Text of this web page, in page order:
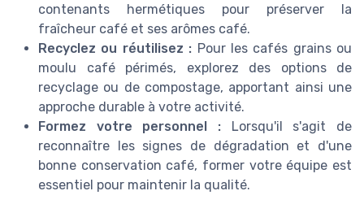
contenants hermétiques pour préserver la
fraîcheur café et ses arômes café.
Recyclez ou réutilisez : Pour les cafés grains ou
moulu café périmés, explorez des options de
recyclage ou de compostage, apportant ainsi une
approche durable à votre activité.
Formez votre personnel : Lorsqu'il s'agit de
reconnaître les signes de dégradation et d'une
bonne conservation café, former votre équipe est
essentiel pour maintenir la qualité.